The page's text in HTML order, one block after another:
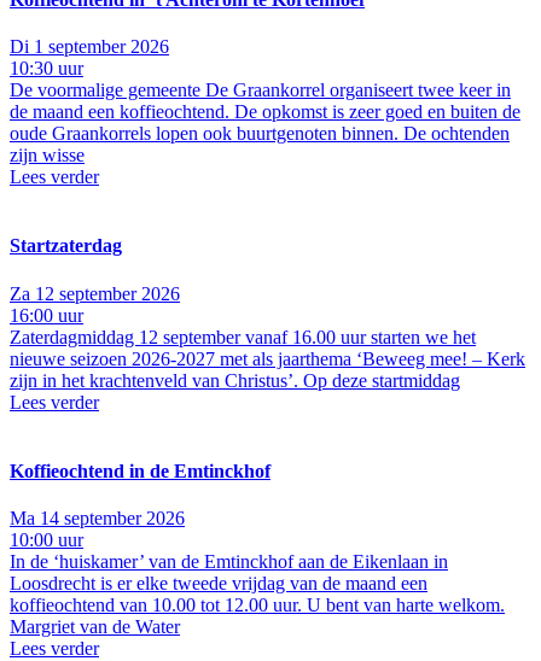
Di 1 september 2026
10:30 uur
De voormalige gemeente De Graankorrel organiseert twee keer in
de maand een koffieochtend. De opkomst is zeer goed en buiten de
oude Graankorrels lopen ook buurtgenoten binnen. De ochtenden
zijn wisse
Lees verder
Startzaterdag
Za 12 september 2026
16:00 uur
Zaterdagmiddag 12 september vanaf 16.00 uur starten we het
nieuwe seizoen 2026-2027 met als jaarthema ‘Beweeg mee! – Kerk
zijn in het krachtenveld van Christus’. Op deze startmiddag
Lees verder
Koffieochtend in de Emtinckhof
Ma 14 september 2026
10:00 uur
In de ‘huiskamer’ van de Emtinckhof aan de Eikenlaan in
Loosdrecht is er elke tweede vrijdag van de maand een
koffieochtend van 10.00 tot 12.00 uur. U bent van harte welkom.
Margriet van de Water
Lees verder